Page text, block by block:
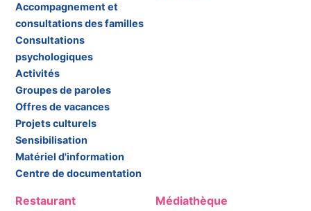
Accompagnement et
consultations des familles
Consultations
psychologiques
Activités
Groupes de paroles
Offres de vacances
Projets culturels
Sensibilisation
Matériel d'information
Centre de documentation
Restaurant Médiathèque